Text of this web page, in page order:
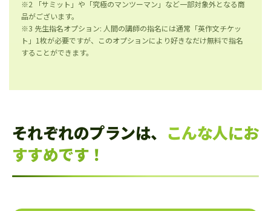
※2 「サミット」や「究極のマンツーマン」など一部対象外となる商
品がございます。
※3 先生指名オプション: 人間の講師の指名には通常「英作文チケッ
ト」1枚が必要ですが、このオプションにより好きなだけ無料で指名
することができます。
それぞれのプランは、 こんな人にお
すすめです！